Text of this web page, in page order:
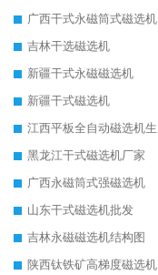
广西干式永磁筒式磁选机
吉林干选磁选机
新疆干式永磁磁选机
新疆干式磁选机
黑龙江干式磁选机厂家
广西永磁筒式强磁选机
山东干式磁选机批发
吉林永磁磁选机结构图
陕西钛铁矿高梯度磁选机